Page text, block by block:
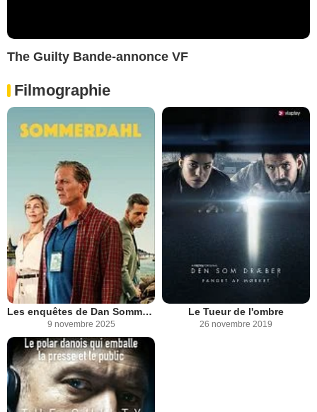
The Guilty Bande-annonce VF
Filmographie
Les enquêtes de Dan Sommerdahl
9 novembre 2025
Le Tueur de l'ombre
26 novembre 2019